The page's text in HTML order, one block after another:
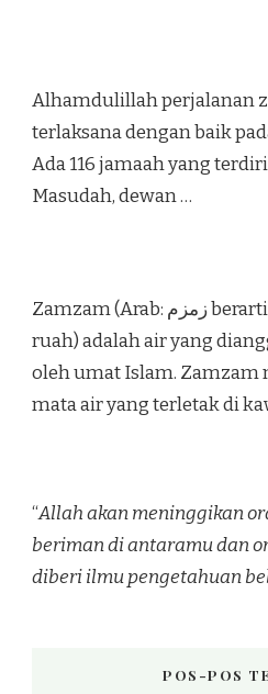
Alhamdulillah perjalanan
terlaksana dengan baik
Ada 116 jamaah yang
Masudah, dewan …
Zamzam (Arab: زمزم‎ berarti banyak, melimpah-
ruah) adalah air yang
oleh umat Islam.
mata air yang terletak di
“Allah akan meninggikan
beriman di antaramu dan
diberi ilmu pengetahuan
POS-POS